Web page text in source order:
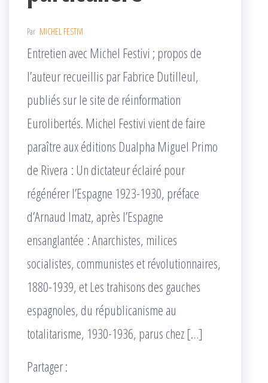
Par MICHEL FESTIVI
Entretien avec Michel Festivi ; propos de
l’auteur recueillis par Fabrice Dutilleul,
publiés sur le site de réinformation
Eurolibertés. Michel Festivi vient de faire
paraître aux éditions Dualpha Miguel Primo
de Rivera : Un dictateur éclairé pour
régénérer l’Espagne 1923-1930, préface
d’Arnaud Imatz, après l’Espagne
ensanglantée : Anarchistes, milices
socialistes, communistes et révolutionnaires,
1880-1939, et Les trahisons des gauches
espagnoles, du républicanisme au
totalitarisme, 1930-1936, parus chez […]
Partager :